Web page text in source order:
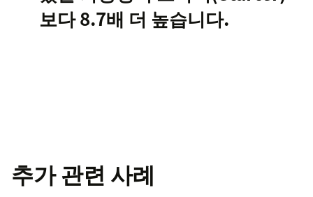
보다 8.7배 더 높습니다.
추가 관련 사례